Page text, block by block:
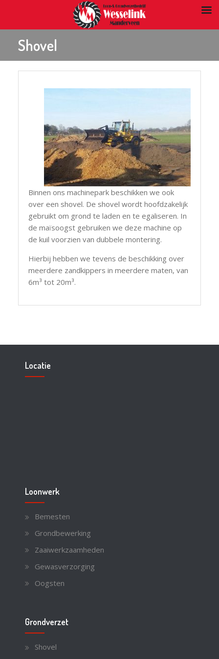
Shovel
Binnen ons machinepark beschikken we ook
over een shovel. De shovel wordt hoofdzakelijk
gebruikt om grond te laden en te egaliseren. In
de maïsoogst gebruiken we deze machine op
de kuil voorzien van dubbele montering.
Hierbij hebben we tevens de beschikking over
meerdere zandkippers in meerdere maten, van
6m³ tot 20m³.
Locatie
Loonwerk
Bemesten
Grondbewerking
Zaaiwerkzaamheden
Gewasverzorging
Oogsten
Grondverzet
Shovel